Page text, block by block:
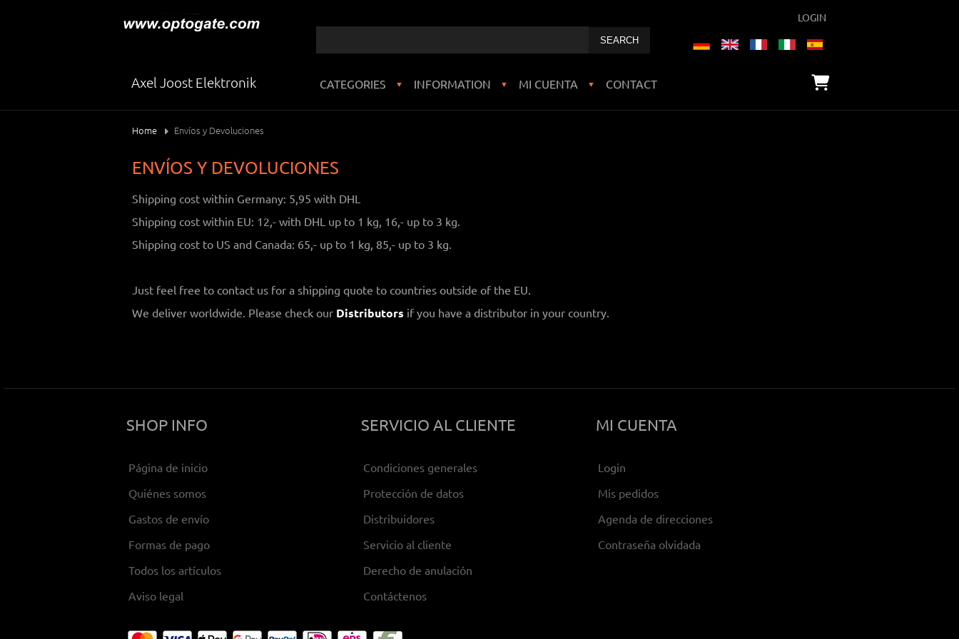
LOGIN
Axel Joost Elektronik CATEGORIES ▼ INFORMATION ▼ MI CUENTA ▼ CONTACT
Home Envíos y Devoluciones
ENVÍOS Y DEVOLUCIONES
Shipping cost within Germany: 5,95 with DHL
Shipping cost within EU: 12,- with DHL up to 1 kg, 16,- up to 3 kg.
Shipping cost to US and Canada: 65,- up to 1 kg, 85,- up to 3 kg.
Just feel free to contact us for a shipping quote to countries outside of the EU.
We deliver worldwide. Please check our Distributors if you have a distributor in your country.
SHOP INFO
Página de inicio
Quiénes somos
Gastos de envío
Formas de pago
Todos los artículos
Aviso legal
SERVICIO AL CLIENTE
Condiciones generales
Protección de datos
Distribuidores
Servicio al cliente
Derecho de anulación
Contáctenos
MI CUENTA
Login
Mis pedidos
Agenda de direcciones
Contraseña olvidada